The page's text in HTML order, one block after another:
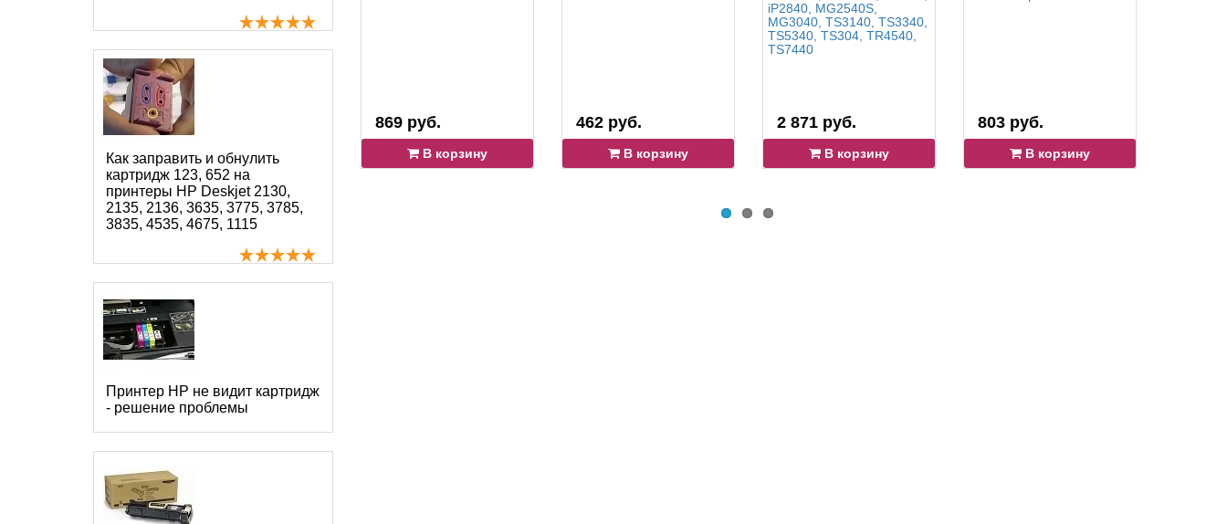
Как заправить и обнулить
картридж 123, 652 на
принтеры HP Deskjet 2130,
2135, 2136, 3635, 3775, 3785,
3835, 4535, 4675, 1115
Принтер HP не видит картридж
- решение проблемы
869 руб.
В корзину
462 руб.
В корзину
iP2840, MG2540S,
MG3040, TS3140, TS3340,
TS5340, TS304, TR4540,
TS7440
2 871 руб.
В корзину
803 руб.
В корзину